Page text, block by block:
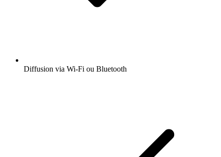
Diffusion via Wi-Fi ou Bluetooth